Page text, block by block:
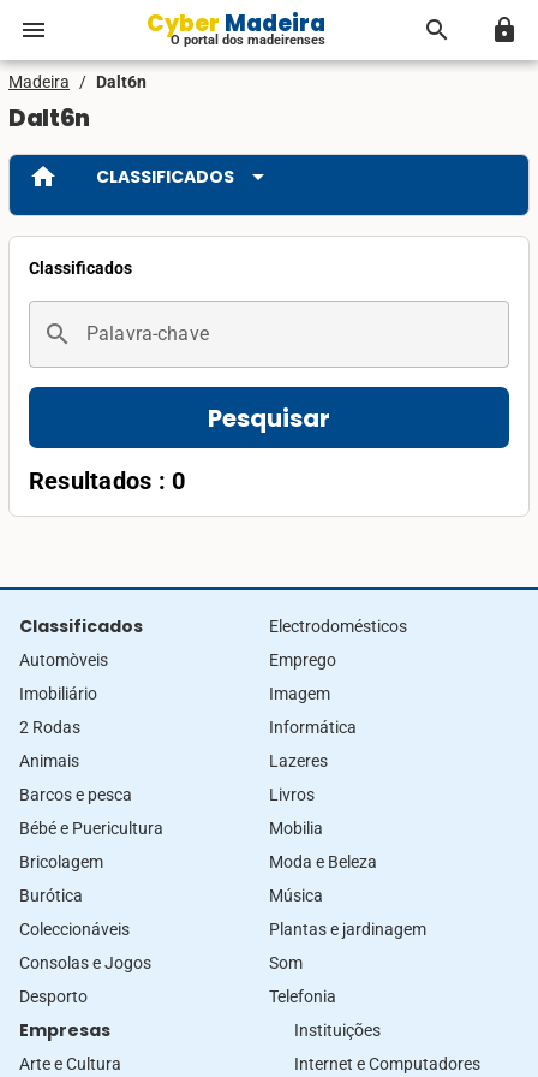
menu Cyber Madeira
O portal dos madeirenses search lock
Madeira / Dalt6n
Dalt6n
home CLASSIFICADOS arrow_drop_down
Classificados
search Palavra-chave
Pesquisar
Resultados : 0
Classificados
Automòveis
Imobiliário
2 Rodas
Animais
Barcos e pesca
Bébé e Puericultura
Bricolagem
Burótica
Coleccionáveis
Consolas e Jogos
Desporto
Electrodomésticos
Emprego
Imagem
Informática
Lazeres
Livros
Mobilia
Moda e Beleza
Música
Plantas e jardinagem
Som
Telefonia
Empresas
Arte e Cultura
Instituições
Internet e Computadores